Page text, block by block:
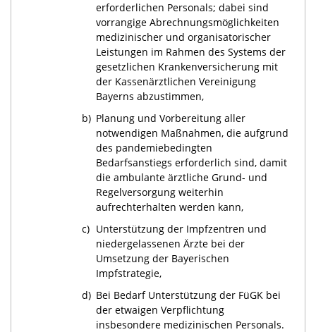
erforderlichen Personals; dabei sind
vorrangige Abrechnungsmöglichkeiten
medizinischer und organisatorischer
Leistungen im Rahmen des Systems der
gesetzlichen Krankenversicherung mit
der Kassenärztlichen Vereinigung
Bayerns abzustimmen,
b) Planung und Vorbereitung aller
notwendigen Maßnahmen, die aufgrund
des pandemiebedingten
Bedarfsanstiegs erforderlich sind, damit
die ambulante ärztliche Grund- und
Regelversorgung weiterhin
aufrechterhalten werden kann,
c) Unterstützung der Impfzentren und
niedergelassenen Ärzte bei der
Umsetzung der Bayerischen
Impfstrategie,
d) Bei Bedarf Unterstützung der FüGK bei
der etwaigen Verpflichtung
insbesondere medizinischen Personals.